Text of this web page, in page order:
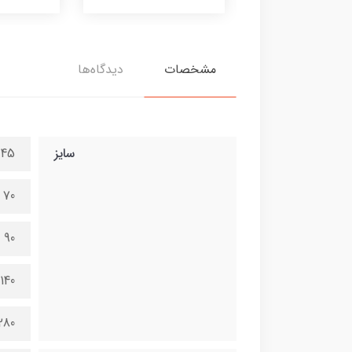
مشخصات دیدگاه‌ها
سایز 45 در 100 سانتی متر
70 در 150 سانتی متر
90 در 200 سانتی متر
140 در 300 سانتی متر
280 در 600